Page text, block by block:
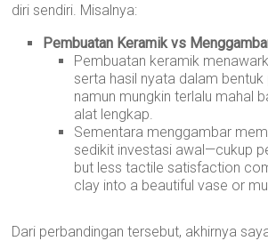
diri sendiri. Misalnya:
Pembuatan Keramik vs
Pembuatan keramik
serta hasil nyata dalam
namun mungkin terlalu mahal
alat lengkap.
Sementara menggambar
sedikit investasi awal—cukup
but less tactile satisfaction
clay into a beautiful vase or
Dari perbandingan tersebut, akhirnya